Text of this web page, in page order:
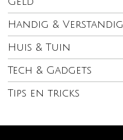
Handig & Verstandig
Huis & Tuin
Tech & Gadgets
Tips en tricks